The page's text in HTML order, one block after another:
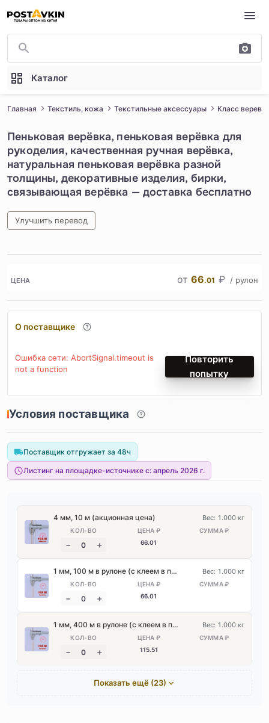
Перейти к основному содержимому
Каталог
Главная Текстиль, кожа Текстильные аксессуары Класс
Пеньковая верёвка, пеньковая верёвка для
рукоделия, качественная ручная верёвка,
натуральная пеньковая верёвка разной
толщины, декоративные изделия, бирки,
связывающая верёвка — доставка бесплатно
Улучшить перевод
ЦЕНА от 66.01 ₽ / рулон
О поставщике
Ошибка сети: AbortSignal.timeout is
not a function
Повторить
попытку
Условия поставщика
Поставщик отгружает за 48ч
Листинг на площадке-источнике с: апрель 2026 г.
4 мм, 10 м (акционная цена)
66.01
Вес: 1.000 кг
1 мм, 100 м в рулоне (с клеем в подарок)
66.01
Вес: 1.000 кг
1 мм, 400 м в рулоне (с клеем в подарок)
115.51
Вес: 1.000 кг
Показать ещё (23)